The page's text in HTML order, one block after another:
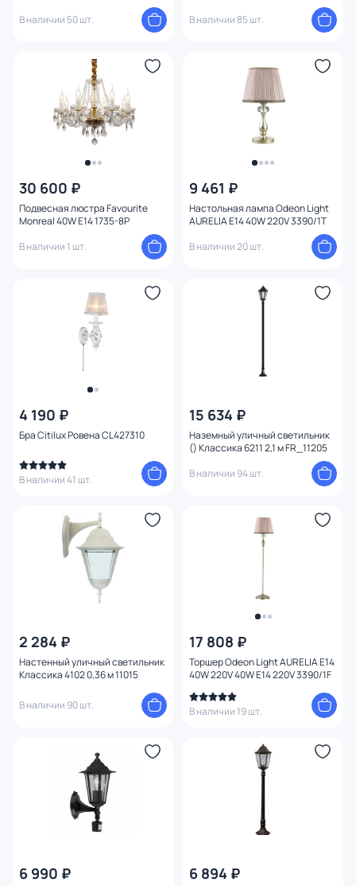
В наличии 50 шт.
В наличии 85 шт.
30 600 ₽
Подвесная люстра Favourite
Monreal 40W E14 1735-8P
В наличии 1 шт.
9 461 ₽
Настольная лампа Odeon Light
AURELIA E14 40W 220V 3390/1T
В наличии 20 шт.
4 190 ₽
Бра Citilux Ровена CL427310
В наличии 41 шт.
15 634 ₽
Наземный уличный светильник
() Классика 6211 2,1 м FR_11205
В наличии 94 шт.
2 284 ₽
Настенный уличный светильник
Классика 4102 0,36 м 11015
В наличии 90 шт.
17 808 ₽
Торшер Odeon Light AURELIA E14
40W 220V 40W E14 220V 3390/1F
В наличии 19 шт.
6 990 ₽ 6 894 ₽